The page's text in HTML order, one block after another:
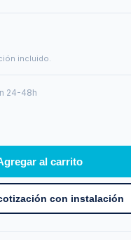
incluido.
24-48h
al carrito
con instalación